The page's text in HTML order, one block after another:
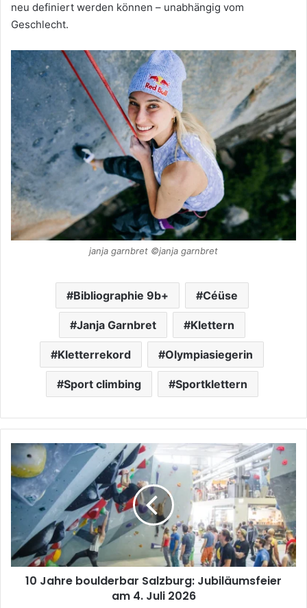
neu definiert werden können – unabhängig vom
Geschlecht.
janja garnbret ©janja garnbret
Bibliographie 9b+ Céüse
Janja Garnbret Klettern
Kletterrekord Olympiasiegerin
Sport climbing Sportklettern
10
Jahre
boulderbar
Salzburg:
Jubiläumsfeier
am
4.
Juli
2026
10 Jahre boulderbar Salzburg: Jubiläumsfeier
am 4. Juli 2026